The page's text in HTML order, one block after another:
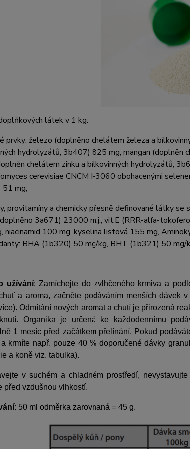
látek v 1 kg:
prvky: železo (doplněno chelátem železa a
hydrolyzátů, 3b407) 825 mg, mangan (doplněn
chelátem zinku a bílkovinných hydrolyzátů,
cerevisiae CNCM I-3060 obohacenými
51 mg;
provitamíny a chemicky přesně definované látky se
doplněno 3a671) 23000 m.j., vit.E (RRR-alfa-
niacinamid 100 mg, kyselina listová 155 mg,
anty: BHA (1b320) 50 mg/kg, BHT (1b321) 50 mg/
užívání: Zamíchejte do zvlhčeného krmiva a
a aroma, začněte podáváním menších dávek
Odmítání nových aromat a chutí je přirozená
Organika je určená ke každodennímu
1 mesíc před začátkem přelínání. Pokud
krmíte např. pouze 40 % doporučené dávky
a koně viz. tabulka).
v suchém a chladném prostředí,
před vzdušnou vlhkostí.
: 50 ml odměrka zarovnaná = 45 g.